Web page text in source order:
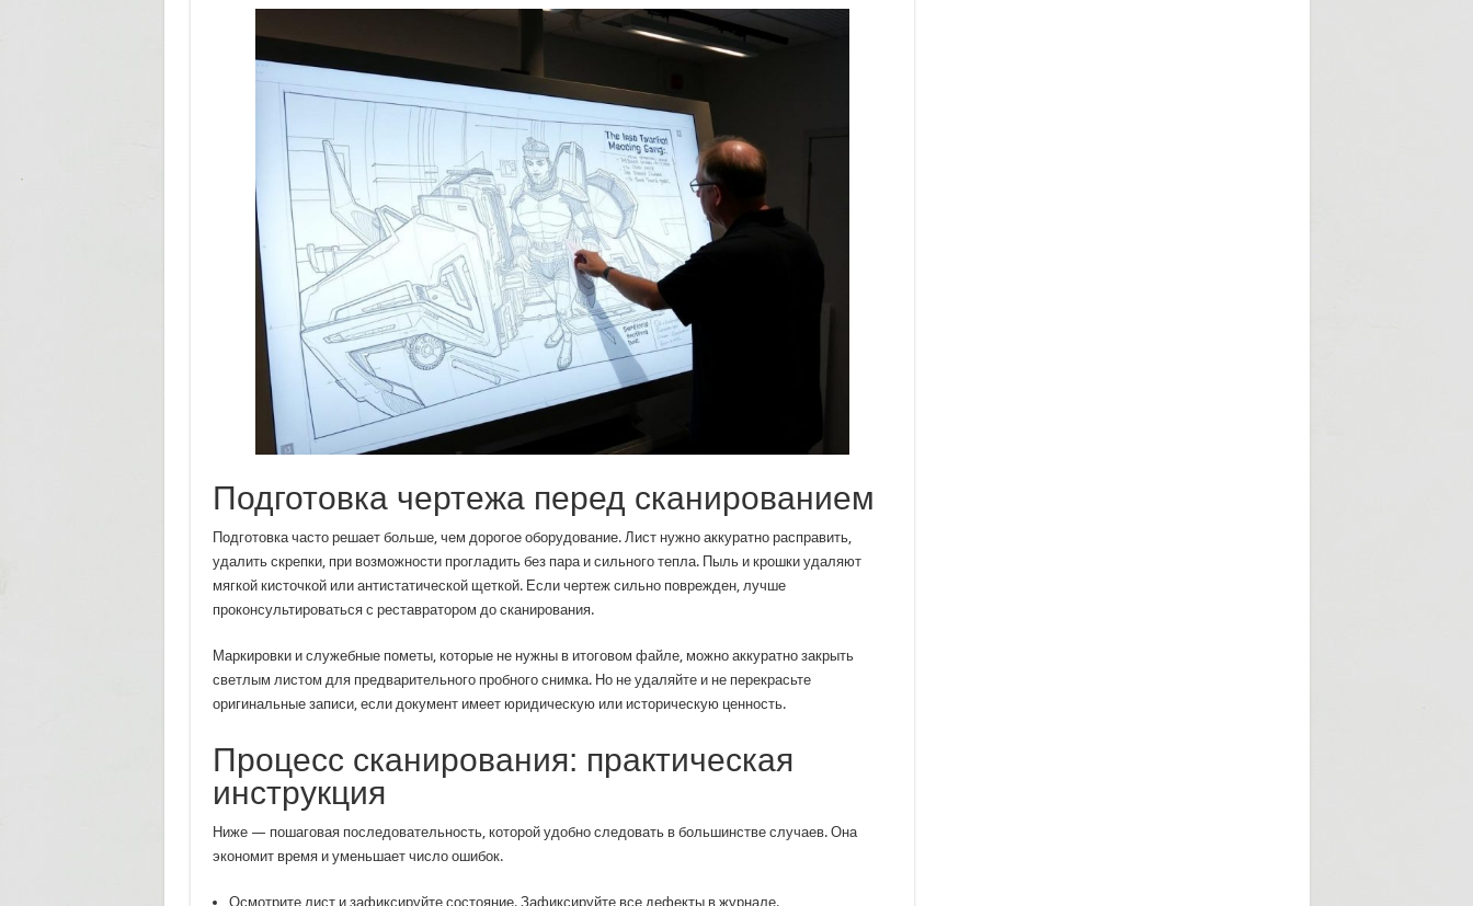
Подготовка чертежа перед сканированием
Подготовка часто решает больше, чем дорогое оборудование. Лист нужно аккуратно расправить,
удалить скрепки, при возможности прогладить без пара и сильного тепла. Пыль и крошки удаляют
мягкой кисточкой или антистатической щеткой. Если чертеж сильно поврежден, лучше
проконсультироваться с реставратором до сканирования.
Маркировки и служебные пометы, которые не нужны в итоговом файле, можно аккуратно закрыть
светлым листом для предварительного пробного снимка. Но не удаляйте и не перекрасьте
оригинальные записи, если документ имеет юридическую или историческую ценность.
Процесс сканирования: практическая
инструкция
Ниже — пошаговая последовательность, которой удобно следовать в большинстве случаев. Она
экономит время и уменьшает число ошибок.
Осмотрите лист и зафиксируйте состояние. Зафиксируйте все дефекты в журнале.